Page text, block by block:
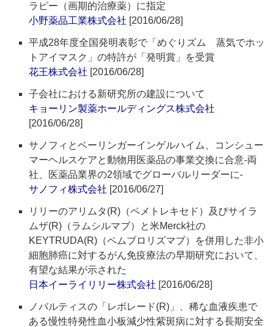
ラピー（画期的治療薬）に指定
小野薬品工業株式会社 [2016/06/28]
平成28年度全国発明表彰で「めぐりズム 蒸気でホッ
トアイマスク」の特許が「発明賞」を受賞
花王株式会社 [2016/06/28]
子会社における新研究所の建設について
キョーリン製薬ホールディングス株式会社
[2016/06/28]
サノフィとベーリンガーインゲルハイム、コンシュー
マーヘルスケアと動物用医薬品の事業交換に合意‐両
社、医薬品業界の2領域でグローバルリーダーに‐
サノフィ株式会社 [2016/06/27]
リリーのアリムタ(R)（ペメトレキセド）及びサイラ
ムザ(R)（ラムシルマブ）と米Merck社の
KEYTRUDA(R)（ペムブロリズマブ）を併用した非小
細胞肺癌に対するがん免疫療法の早期研究において、
有望な結果が示された
日本イーライリリー株式会社 [2016/06/28]
ノバルティスの「レボレード(R)」、稀な血液疾患で
ある慢性特発性血小板減少性紫斑病に対する長期安全